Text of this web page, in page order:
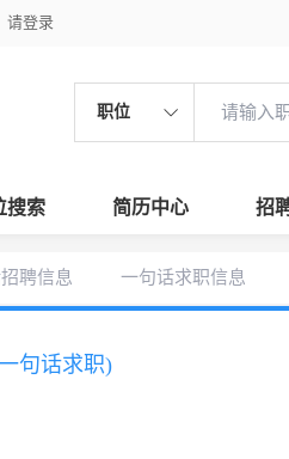
请登录
职位
搜索 简历中心 招
聘信息 一句话求职信息
句话求职)